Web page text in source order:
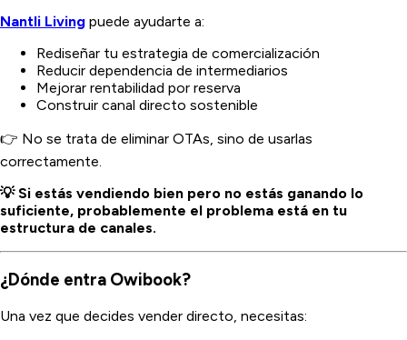
Nantli Living puede ayudarte a:
Rediseñar tu estrategia de comercialización
Reducir dependencia de intermediarios
Mejorar rentabilidad por reserva
Construir canal directo sostenible
👉 No se trata de eliminar OTAs, sino de usarlas
correctamente.
💡 Si estás vendiendo bien pero no estás ganando lo
suficiente, probablemente el problema está en tu
estructura de canales.
¿Dónde entra Owibook?
Una vez que decides vender directo, necesitas: